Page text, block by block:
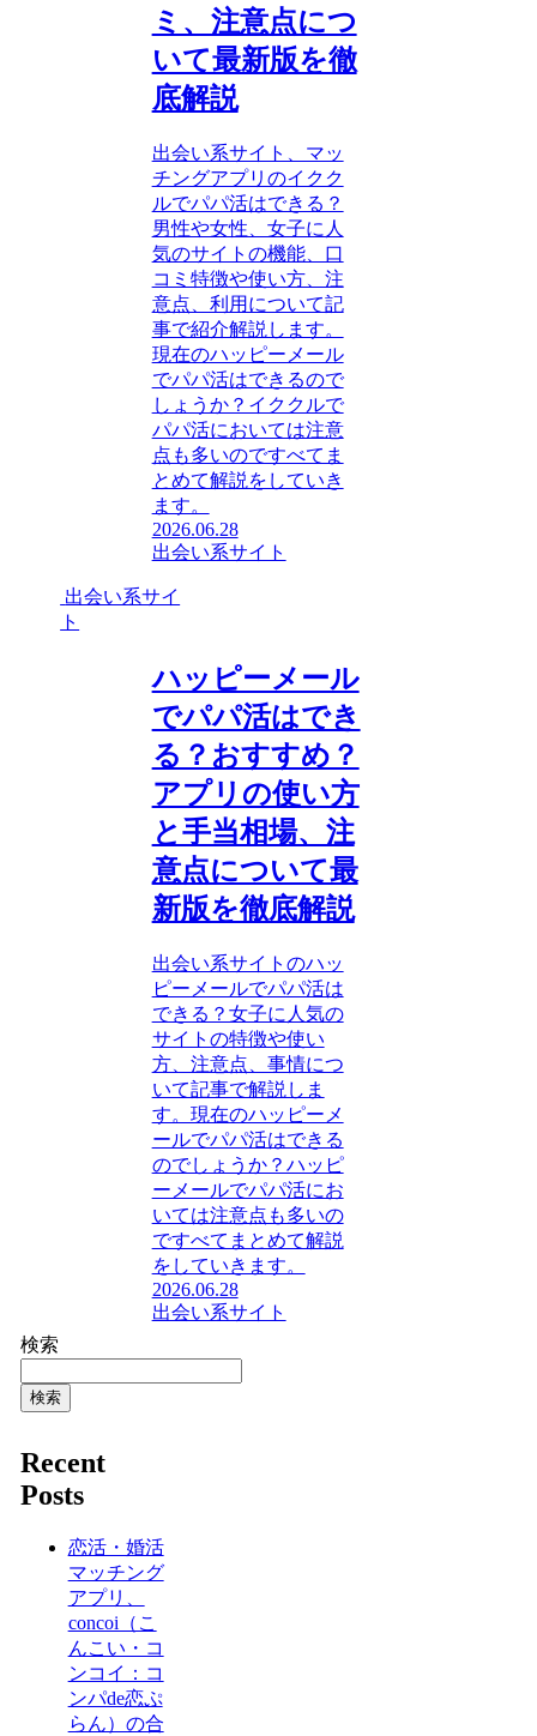
ミ、注意点につ
いて最新版を徹
底解説
出会い系サイト、マッ
チングアプリのイクク
ルでパパ活はできる？
男性や女性、女子に人
気のサイトの機能、口
コミ特徴や使い方、注
意点、利用について記
事で紹介解説します。
現在のハッピーメール
でパパ活はできるので
しょうか？イククルで
パパ活においては注意
点も多いのですべてま
とめて解説をしていき
ます。
2026.06.28
出会い系サイト
出会い系サイ
ト
ハッピーメール
でパパ活はでき
る？おすすめ？
アプリの使い方
と手当相場、注
意点について最
新版を徹底解説
出会い系サイトのハッ
ピーメールでパパ活は
できる？女子に人気の
サイトの特徴や使い
方、注意点、事情につ
いて記事で解説しま
す。現在のハッピーメ
ールでパパ活はできる
のでしょうか？ハッピ
ーメールでパパ活にお
いては注意点も多いの
ですべてまとめて解説
をしていきます。
2026.06.28
出会い系サイト
検索
検索
Recent
Posts
恋活・婚活
マッチング
アプリ、
concoi（こ
んこい・コ
ンコイ：コ
ンパde恋ぷ
らん）の合